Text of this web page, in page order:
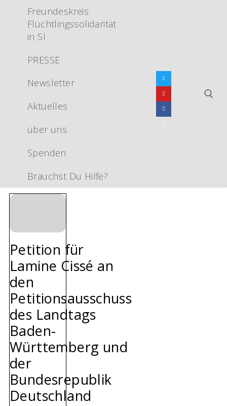
springen
Freundeskreis
Flüchtlingssolidarität
in SI
PRESSE
Newsletter
Aktuelles
über uns
Spenden
Brauchst Du Hilfe?
Petition für
Lamine Cissé an
den
Petitionsausschuss
des Landtags
Baden-
Württemberg und
der
Bundesrepublik
Deutschland